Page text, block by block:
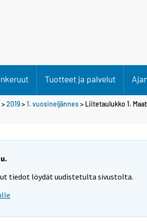
Tuotteet ja palvelut
>2019>1. vuosineljännes> Liitetaulukko 1.
tiedot löydät uudistetulta sivustolta.